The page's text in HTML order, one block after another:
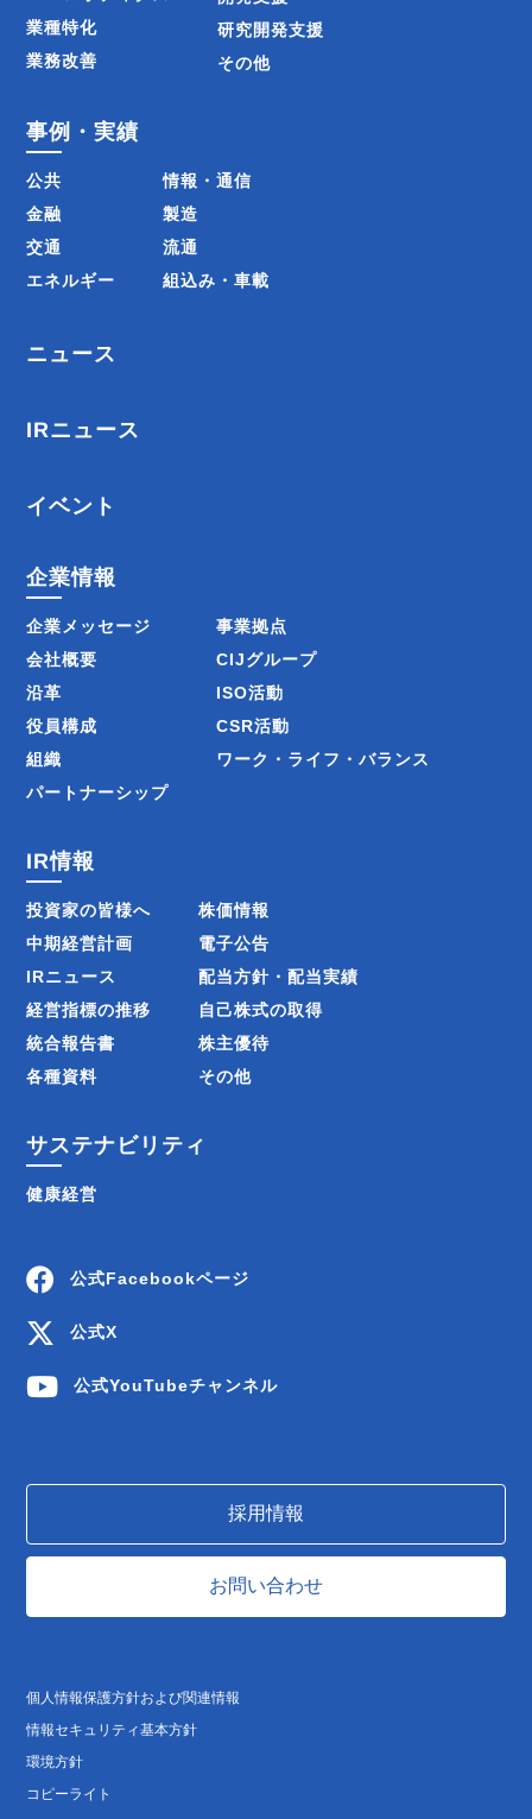
業種特化
業務改善
研究開発支援
その他
事例・実績
公共
金融
交通
エネルギー
情報・通信
製造
流通
組込み・車載
ニュース
IRニュース
イベント
企業情報
企業メッセージ
会社概要
沿革
役員構成
組織
パートナーシップ
事業拠点
CIJグループ
ISO活動
CSR活動
ワーク・ライフ・バランス
IR情報
投資家の皆様へ
中期経営計画
IRニュース
経営指標の推移
統合報告書
各種資料
株価情報
電子公告
配当方針・配当実績
自己株式の取得
株主優待
その他
サステナビリティ
健康経営
公式Facebookページ
公式X
公式YouTubeチャンネル
採用情報
お問い合わせ
個人情報保護方針および関連情報
情報セキュリティ基本方針
環境方針
コピーライト